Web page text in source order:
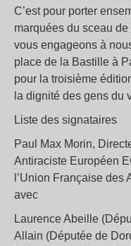
C’est pour porter
marquées du sceau
vous engageons à
place de la Bastille à
pour la troisième
la dignité des gens du
Liste des signataires
Paul Max Morin,
Antiraciste Européen
l’Union Française des
avec
Laurence Abeille
Allain (Députée de